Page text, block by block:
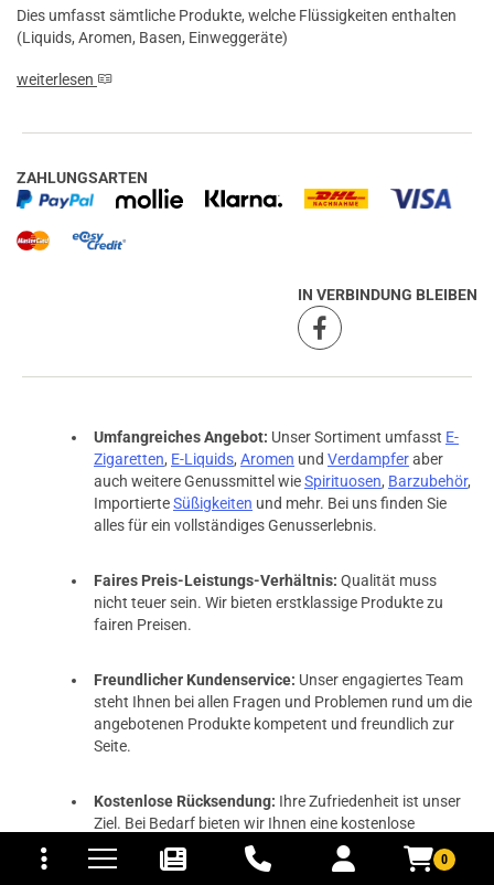
0
und Versandkosten
Dies umfasst sämtliche Produkte, welche Flüssigkeiten enthalten
(Liquids, Aromen, Basen, Einweggeräte)
weiterlesen
ZAHLUNGSARTEN
IN VERBINDUNG BLEIBEN
Umfangreiches Angebot: Unser Sortiment umfasst E-
Zigaretten, E-Liquids, Aromen und Verdampferaber
auch weitere Genussmittel wieSpirituosen, Barzubehör,
ImportierteSüßigkeiten und mehr. Bei uns finden Sie
alles für ein vollständiges Genusserlebnis.
Faires Preis-Leistungs-Verhältnis: Qualität muss
nicht teuer sein. Wir bieten erstklassige Produkte zu
fairen Preisen.
Freundlicher Kundenservice: Unser engagiertes Team
steht Ihnen bei allen Fragen und Problemen rund um die
angebotenen Produkte kompetent und freundlich zur
Seite.
Kostenlose Rücksendung: Ihre Zufriedenheit ist unser
Ziel. Bei Bedarf bieten wir Ihnen eine kostenlose
Rücksendung an.